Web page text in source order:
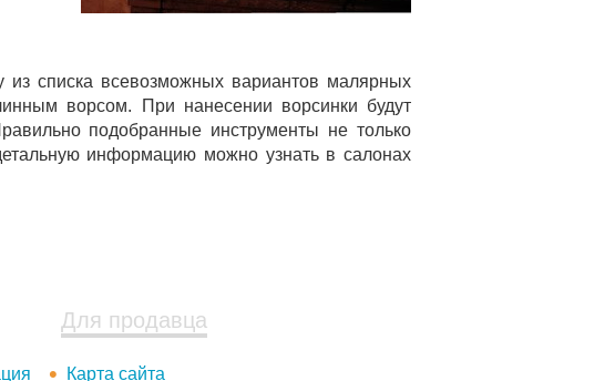
из списка всевозможных вариантов малярных
ворсом. При нанесении ворсинки будут
подобранные инструменты не только
информацию можно узнать в салонах
Для продавца
Карта сайта